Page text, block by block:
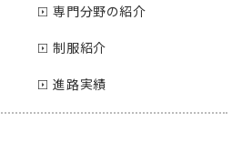
専門分野の紹介
制服紹介
進路実績